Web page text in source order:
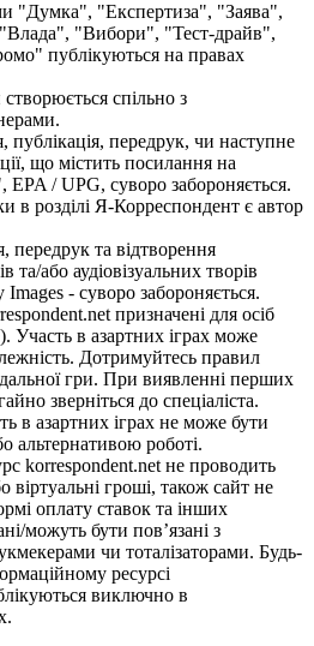
"Думка", "Експертиза", "Заява",
"Вибори", "Тест-драйв",
публікуються на правах
спільно з
публікація, передрук, чи наступне
що містить посилання на
EPA / UPG, суворо забороняється.
в розділі Я-Корреспондент є автор
передрук та відтворення
та/або аудіовізуальних творів
- суворо забороняється.
призначені для осіб
Участь в азартних іграх може
Дотримуйтесь правил
гри. При виявленні перших
зверніться до спеціаліста.
в азартних іграх не може бути
альтернативою роботі.
korrespondent.net не проводить
віртуальні гроші, також сайт не
оплату ставок та інших
можуть бути пов’язані з
чи тоталізаторами. Будь-
ресурсі
виключно в